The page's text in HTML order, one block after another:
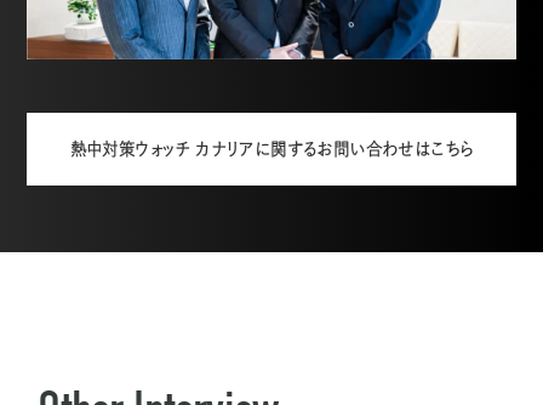
熱中対策ウォッチ カナリアに関するお問い合わせはこちら